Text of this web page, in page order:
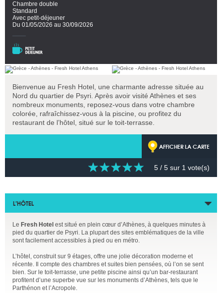
Chambre double
Standard
Avec petit-déjeuner
Du 01/05/2026 au 30/09/2026
Bienvenue au Fresh Hotel, une charmante adresse située au
Nord du quartier de Psyri. Après avoir visité Athènes et ses
nombreux monuments, reposez-vous dans votre chambre
colorée, rafraîchissez-vous à la piscine, ou profitez du
restaurant de l’hôtel, situé sur le toit-terrasse.
AFFICHER LA CARTE
5 / 5 sur 1 vote(s)
L’HÔTEL
Le Fresh Hotel est situé en plein cœur d’Athènes, à quelques minutes à
pied du quartier de Psyri. La plupart des sites emblématiques de la ville
sont facilement accessibles à pied ou en métro.
L’hôtel, construit sur 9 étages, offre une jolie décoration moderne et
récente. Il compte des chambres et suites bien pensées, où l’on se sent
bien. Sur le toit-terrasse, une petite piscine ainsi qu’un bar-restaurant
profitent d’une superbe vue sur les monuments d’Athènes, tels que le
Parthénon et l’Acropole.